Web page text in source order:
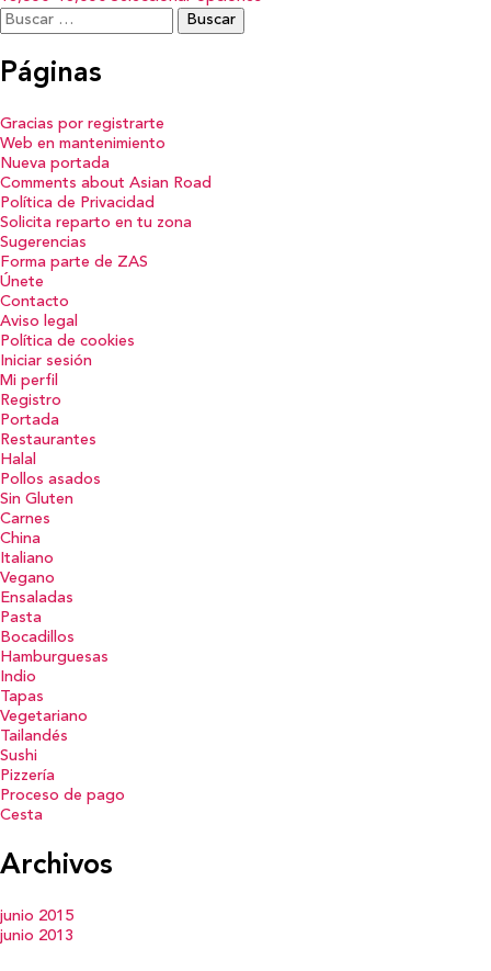
Buscar:
Páginas
Gracias por registrarte
Web en mantenimiento
Nueva portada
Comments about Asian Road
Política de Privacidad
Solicita reparto en tu zona
Sugerencias
Forma parte de ZAS
Únete
Contacto
Aviso legal
Política de cookies
Iniciar sesión
Mi perfil
Registro
Portada
Restaurantes
Halal
Pollos asados
Sin Gluten
Carnes
China
Italiano
Vegano
Ensaladas
Pasta
Bocadillos
Hamburguesas
Indio
Tapas
Vegetariano
Tailandés
Sushi
Pizzería
Proceso de pago
Cesta
Archivos
junio 2015
junio 2013